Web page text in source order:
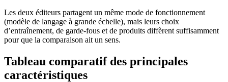
Les deux éditeurs partagent un même mode de fonctionnement
(modèle de langage à grande échelle), mais leurs choix
d’entraînement, de garde-fous et de produits diffèrent suffisamment
pour que la comparaison ait un sens.
Tableau comparatif des principales
caractéristiques